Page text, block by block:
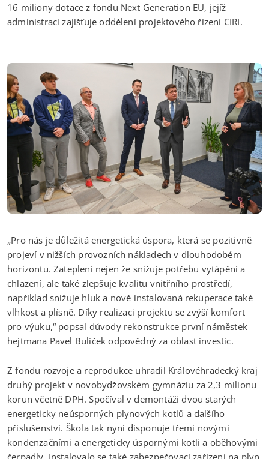
16 miliony dotace z fondu Next Generation EU, jejíž
administraci zajišťuje oddělení projektového řízení CIRI.
„Pro nás je důležitá energetická úspora, která se pozitivně
projeví v nižších provozních nákladech v dlouhodobém
horizontu. Zateplení nejen že snižuje potřebu vytápění a
chlazení, ale také zlepšuje kvalitu vnitřního prostředí,
například snižuje hluk a nově instalovaná rekuperace také
vlhkost a plísně. Díky realizaci projektu se zvýší komfort
pro výuku,“ popsal důvody rekonstrukce první náměstek
hejtmana Pavel Bulíček odpovědný za oblast investic.
Z fondu rozvoje a reprodukce uhradil Královéhradecký kraj
druhý projekt v novobydžovském gymnáziu za 2,3 milionu
korun včetně DPH. Spočíval v demontáži dvou starých
energeticky neúsporných plynových kotlů a dalšího
příslušenství. Škola tak nyní disponuje třemi novými
kondenzačními a energeticky úspornými kotli a oběhovými
čerpadly. Instalovalo se také zabezpečovací zařízení na plyn